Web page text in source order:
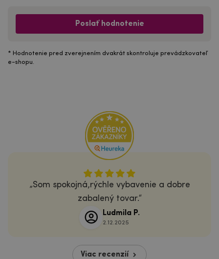
Poslať hodnotenie
* Hodnotenie pred zverejnením dvakrát skontroluje prevádzkovateľ
e-shopu.
Som spokojná,rýchle vybavenie a dobre
zabalený tovar.
Ludmila P.
2.12.2025
Viac recenzií